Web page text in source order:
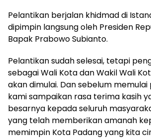
Pelantikan berjalan khidmad di
dipimpin langsung oleh Presiden
Bapak Prabowo Subianto.
Pelantikan sudah selesai, tetapi
sebagai Wali Kota dan Wakil Wali
akan dimulai. Dan sebelum memulai
kami sampaikan rasa terima kasih
besarnya kepada seluruh
yang telah memberikan amanah
memimpin Kota Padang yang kita